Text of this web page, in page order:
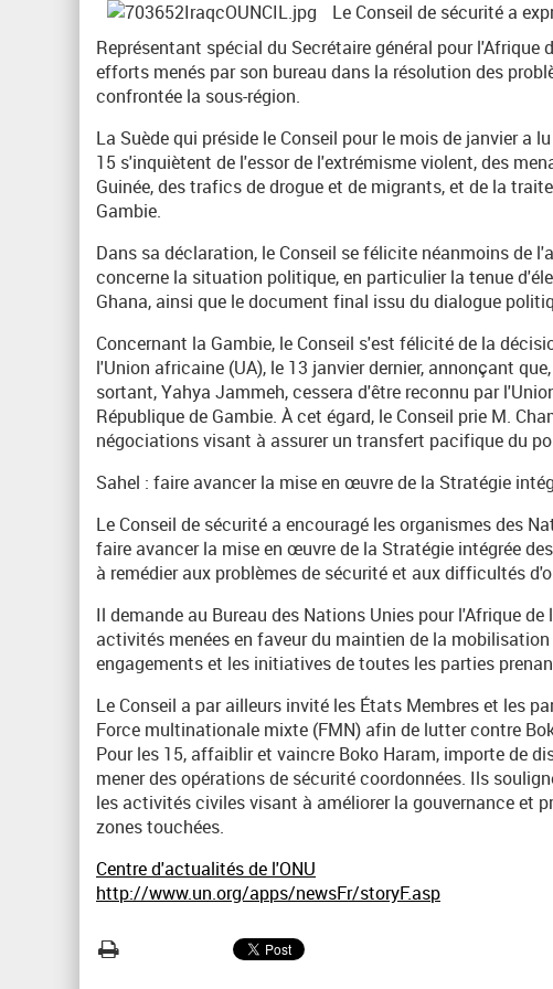
Le Conseil de sécurité a
Représentant spécial du Secrétaire général pour l'Afrique
efforts menés par son bureau dans la résolution des
confrontée la sous-région.
La Suède qui préside le Conseil pour le mois de janvier a
15 s'inquiètent de l'essor de l'extrémisme violent, des
Guinée, des trafics de drogue et de migrants, et de la
Gambie.
Dans sa déclaration, le Conseil se félicite néanmoins de
concerne la situation politique, en particulier la tenue
Ghana, ainsi que le document final issu du dialogue
Concernant la Gambie, le Conseil s'est félicité de la
l'Union africaine (UA), le 13 janvier dernier, annonçant
sortant, Yahya Jammeh, cessera d'être reconnu par
République de Gambie. À cet égard, le Conseil prie M.
négociations visant à assurer un transfert pacifique du
Sahel : faire avancer la mise en œuvre de la Stratégie
Le Conseil de sécurité a encouragé les organismes des
faire avancer la mise en œuvre de la Stratégie intégrée
à remédier aux problèmes de sécurité et aux difficultés
Il demande au Bureau des Nations Unies pour l'Afrique
activités menées en faveur du maintien de la
engagements et les initiatives de toutes les parties
Le Conseil a par ailleurs invité les États Membres et les
Force multinationale mixte (FMN) afin de lutter contre
Pour les 15, affaiblir et vaincre Boko Haram, importe de
mener des opérations de sécurité coordonnées. Ils
les activités civiles visant à améliorer la gouvernance et
zones touchées.
Centre d'actualités de l'ONU
http://www.un.org/apps/newsFr/storyF.asp